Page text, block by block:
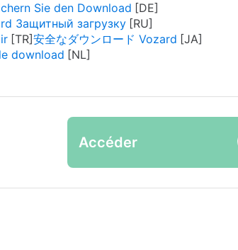
Sie den Download
Защитный загрузку
安全なダウンロード Vozard
download
Accéder